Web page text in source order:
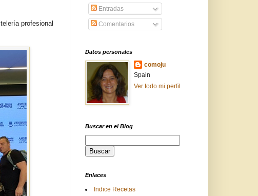
profesional
Entradas
Comentarios
Datos personales
comoju
Spain
Ver todo mi perfil
Buscar en el Blog
Enlaces
Indice Recetas